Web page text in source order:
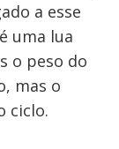
a esse
uma lua
o peso do
mas o
ciclo.